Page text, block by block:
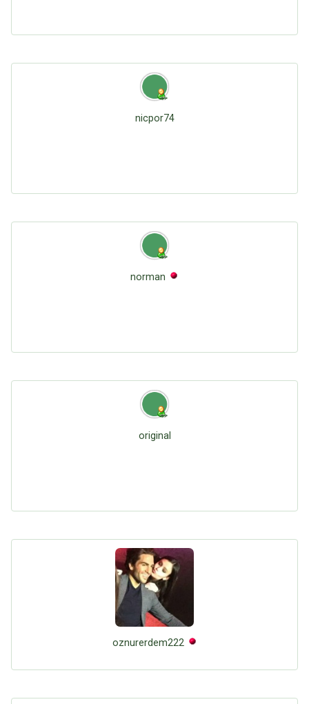
nicpor74
norman
original
oznurerdem222